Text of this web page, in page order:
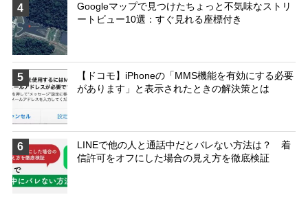
4
Googleマップで見つけたちょっと不気味なストリ
ートビュー10選：すぐ見れる座標付き
5
【ドコモ】iPhoneの「MMS機能を有効にする必要
があります」と表示されたときの解決策とは
6
LINEで他の人と通話中だとバレない方法は？ 着
信許可をオフにした場合の見え方を徹底検証